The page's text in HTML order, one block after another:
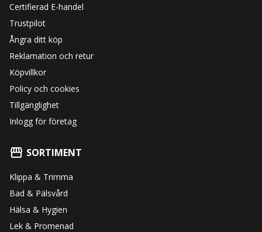
Certifierad E-handel
Trustpilot
Ångra ditt köp
Reklamation och retur
Köpvillkor
Policy och cookies
Tillgänglighet
Inlogg för företag
SORTIMENT
Klippa & Trimma
Bad & Pälsvård
Hälsa & Hygien
Lek & Promenad